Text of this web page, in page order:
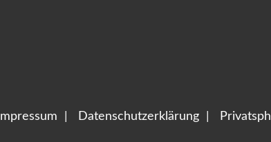
Impressum Datenschutzerklärung